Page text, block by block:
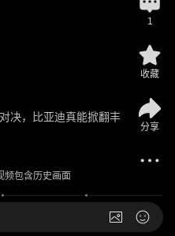
决，比亚迪真能掀翻丰
频包含历史画面
1
收藏
分享